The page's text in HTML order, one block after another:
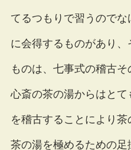
てるつもりで習うので
に会得するものがあり
ものは、七事式の稽古
心斎の茶の湯からはと
を稽古することにより
茶の湯を極めるための